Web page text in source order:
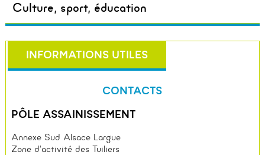
Culture, sport, éducation
INFORMATIONS UTILES
CONTACTS
PÔLE ASSAINISSEMENT
Annexe Sud Alsace Largue
Zone d’activité des Tuiliers